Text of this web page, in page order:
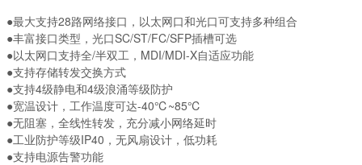
●最大支持28路网络接口，以太网口和光口可支持多种组合
●丰富接口类型，光口SC/ST/FC/SFP插槽可选
●以太网口支持全/半双工， MDI/MDI-X自适应功能
●支持存储转发交换方式
●支持4级静电和4级浪涌等级防护
●宽温设计，工作温度可达-40℃~85℃
●无阻塞，全线性转发，充分减小网络延时
●工业防护等级IP40 ，无风扇设计，低功耗
●支持电源告警功能